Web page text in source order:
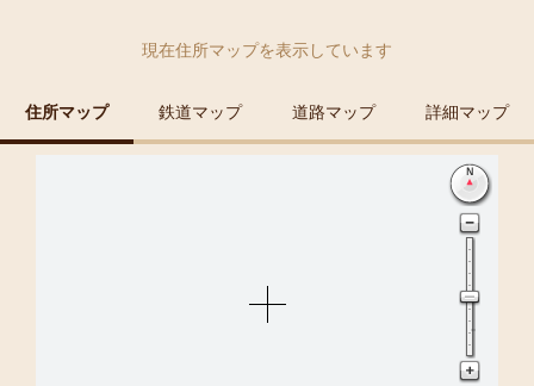
現在住所マップを表示しています
住所マップ 鉄道マップ 道路マップ 詳細マップ